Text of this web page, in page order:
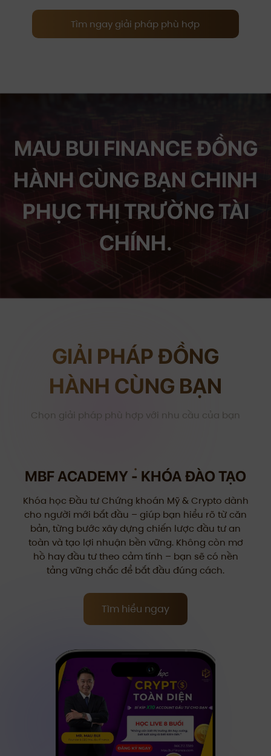
Tìm ngay giải pháp phù hợp
MAU BUI FINANCE ĐỒNG
HÀNH CÙNG BẠN CHINH
PHỤC THỊ TRƯỜNG TÀI
CHÍNH.
GIẢI PHÁP ĐỒNG
HÀNH CÙNG BẠN
Chọn giải pháp phù hợp với nhu cầu của bạn
MBF ACADEMY - KHÓA ĐÀO TẠO
Khóa học Đầu tư Chứng khoán Mỹ & Crypto dành
cho người mới bắt đầu – giúp bạn hiểu rõ từ căn
bản, từng bước xây dựng chiến lược đầu tư an
toàn và tạo lợi nhuận bền vững. Không còn mơ
hồ hay đầu tư theo cảm tính – bạn sẽ có nền
tảng vững chắc để bắt đầu đúng cách.
Tìm hiểu ngay